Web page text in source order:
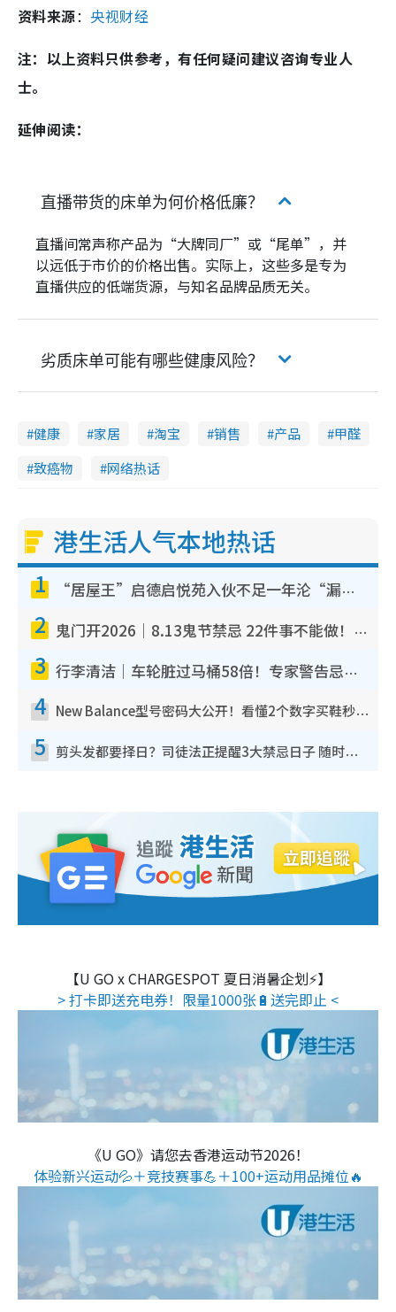
资料来源： 央视财经
注：以上资料只供参考，有任何疑问建议咨询专业人
士。
延伸阅读：
直播带货的床单为何价格低廉？
直播间常声称产品为“大牌同厂”或“尾单”，并
以远低于市价的价格出售。实际上，这些多是专为
直播供应的低端货源，与知名品牌品质无关。
劣质床单可能有哪些健康风险？
健康 家居 淘宝 销售 产品
甲醛
致癌物
网络热话
港生活人气本地热话
1 “居屋王”启德启悦苑入伙不足一年沦“漏水之王”！插座喷火花致大停电 多户业主全屋家电报废
2 鬼门开2026｜8.13鬼节禁忌 22件事不能做！烧肉、刺身要少食？半夜勿吹口哨/打给个电话
3 行李清洁｜车轮脏过马桶58倍！专家警告忌用酒精擦 教1招免脏手除菌
4 New Balance型号密码大公开！看懂2个数字买鞋秒知功能免中伏 附5大热门鞋款
5 剪头发都要择日？司徒法正提醒3大禁忌日子 随时剪走财运！这日剪发恐“剪寿命”？
【U GO x CHARGESPOT 夏日消暑企划⚡】
> 打卡即送充电券！限量1000张🔋送完即止 <
《U GO》请您去香港运动节2026！
体验新兴运动💦＋竞技赛事💪＋100+运动用品摊位🔥